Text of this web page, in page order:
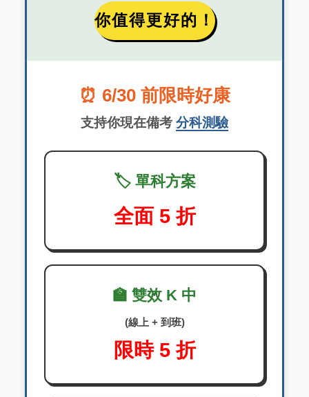
你值得更好的！
⏰ 6/30 前限時好康
支持你現在備考 分科測驗
🏷️ 單科方案
全面 5 折
🏫 雙效 K 中
(線上 + 到班)
限時 5 折